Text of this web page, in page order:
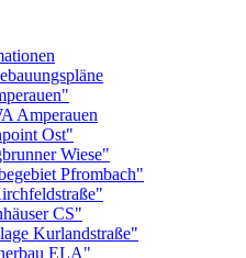
Amperauen
Ost"
Wiese"
Pfrombach"
CS"
Kurlandstraße"
ELA"